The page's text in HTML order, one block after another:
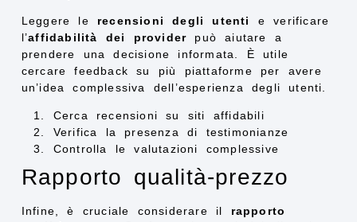
Leggere le recensioni degli utenti
e verificare
l’affidabilità dei provider può aiutare a
prendere una decisione informata. È utile
cercare feedback su più piattaforme per avere
un’idea complessiva dell’esperienza degli utenti.
Cerca recensioni su siti affidabili
Verifica la presenza di testimonianze
Controlla le valutazioni complessive
Rapporto qualità-prezzo
Infine, è cruciale considerare il rapporto